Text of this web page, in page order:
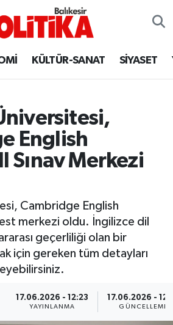
KÜLTÜR-SANAT SİYASET
English
Sınav Merkezi
Cambridge English
merkezi oldu. İngilizce dil
geçerliliği olan bir
için gereken tüm detayları
17.06.2026 - 12:23
YAYINLANMA
17.06.2026 -
GÜNCELLEME
Durumu
Vakitleri
Yoğunluk Haritası
Durumu ve Fikstür